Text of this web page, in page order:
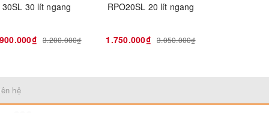
30SL 30 lít ngang
3.200.000₫
RPO20SL 20 lít ngang
1.750.000₫ 3.050.000₫
hệ